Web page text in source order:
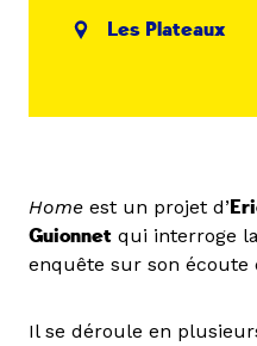
Les Plateaux
Home est un projet d’
Guionnet qui interroge
enquête sur son écoute
Il se déroule en